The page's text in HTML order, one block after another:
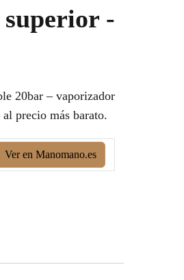
-
20bar – vaporizador
precio más barato.
Ver en Manomano.es